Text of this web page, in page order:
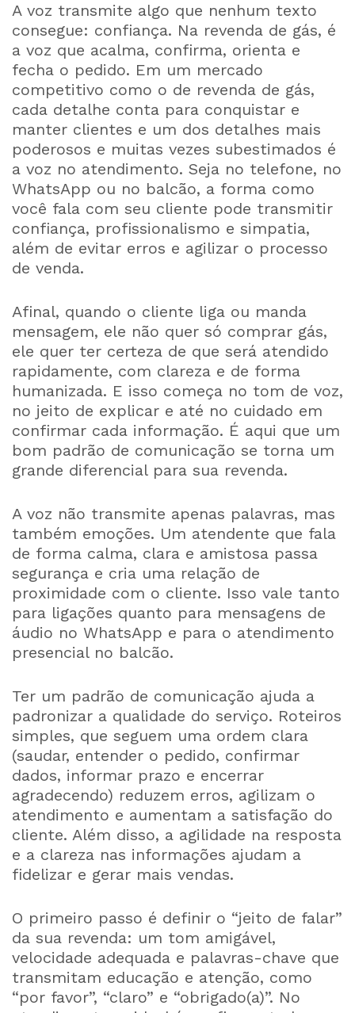
A voz transmite algo que nenhum texto
consegue: confiança. Na revenda de gás, é
a voz que acalma, confirma, orienta e
fecha o pedido. Em um mercado
competitivo como o de revenda de gás,
cada detalhe conta para conquistar e
manter clientes e um dos detalhes mais
poderosos e muitas vezes subestimados é
a voz no atendimento. Seja no telefone, no
WhatsApp ou no balcão, a forma como
você fala com seu cliente pode transmitir
confiança, profissionalismo e simpatia,
além de evitar erros e agilizar o processo
de venda.
Afinal, quando o cliente liga ou manda
mensagem, ele não quer só comprar gás,
ele quer ter certeza de que será atendido
rapidamente, com clareza e de forma
humanizada. E isso começa no tom de voz,
no jeito de explicar e até no cuidado em
confirmar cada informação. É aqui que um
bom padrão de comunicação se torna um
grande diferencial para sua revenda.
A voz não transmite apenas palavras, mas
também emoções. Um atendente que fala
de forma calma, clara e amistosa passa
segurança e cria uma relação de
proximidade com o cliente. Isso vale tanto
para ligações quanto para mensagens de
áudio no WhatsApp e para o atendimento
presencial no balcão.
Ter um padrão de comunicação ajuda a
padronizar a qualidade do serviço. Roteiros
simples, que seguem uma ordem clara
(saudar, entender o pedido, confirmar
dados, informar prazo e encerrar
agradecendo) reduzem erros, agilizam o
atendimento e aumentam a satisfação do
cliente. Além disso, a agilidade na resposta
e a clareza nas informações ajudam a
fidelizar e gerar mais vendas.
O primeiro passo é definir o “jeito de falar”
da sua revenda: um tom amigável,
velocidade adequada e palavras-chave que
transmitam educação e atenção, como
“por favor”, “claro” e “obrigado(a)”. No